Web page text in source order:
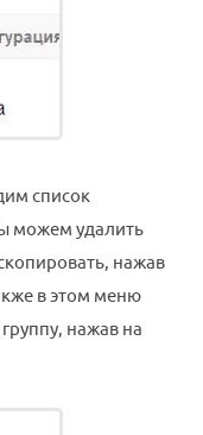
список
можем удалить
нажав
в этом меню
нажав на